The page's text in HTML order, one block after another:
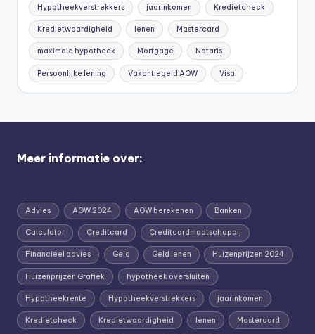
Hypotheekverstrekkers jaarinkomen Kredietcheck
Kredietwaardigheid lenen Mastercard
maximale hypotheek Mortgage Notaris
Persoonlijke lening Vakantiegeld AOW Visa
Meer informatie over:
Advies AOW 2024 AOW berekenen Banken
Calculator Creditcard Creditcardmaatschappij
Financieel advies Geld Geld lenen Huizenprijzen 2024
Huizenprijzen Grafiek hypotheek oversluiten
Hypotheekrente Hypotheekverstrekkers jaarinkomen
Kredietcheck Kredietwaardigheid lenen Mastercard